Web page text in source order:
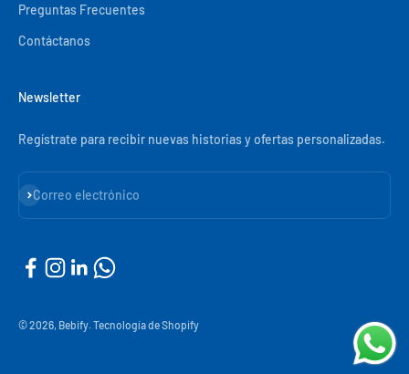
Preguntas Frecuentes
Contáctanos
Newsletter
Regístrate para recibir nuevas historias y ofertas personalizadas.
Correo electrónico
Suscribirse
© 2026, Bebify. Tecnología de Shopify